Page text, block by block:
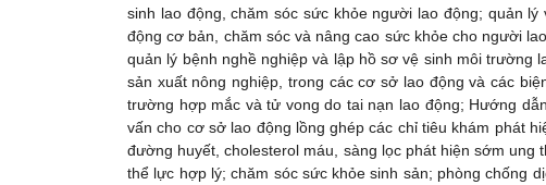
sinh lao động, chăm sóc sức khỏe người lao động; quản
động cơ bản, chăm sóc và nâng cao sức khỏe cho người
quản lý bệnh nghề nghiệp và lập hồ sơ vệ sinh môi trường
sản xuất nông nghiệp, trong các cơ sở lao động và các
trường hợp mắc và tử vong do tai nạn lao động; Hướng
vấn cho cơ sở lao động lồng ghép các chỉ tiêu khám phát
đường huyết, cholesterol máu, sàng lọc phát hiện sớm
thể lực hợp lý; chăm sóc sức khỏe sinh sản; phòng chống